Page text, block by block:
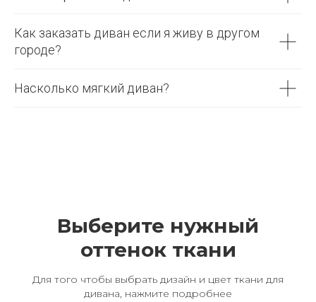
Как заказать диван если я живу в другом
городе?
Насколько мягкий диван?
Выберите нужный
оттенок ткани
Для того чтобы выбрать дизайн и цвет ткани для
дивана, нажмите подробнее